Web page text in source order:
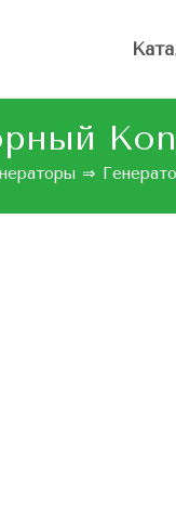
⇒